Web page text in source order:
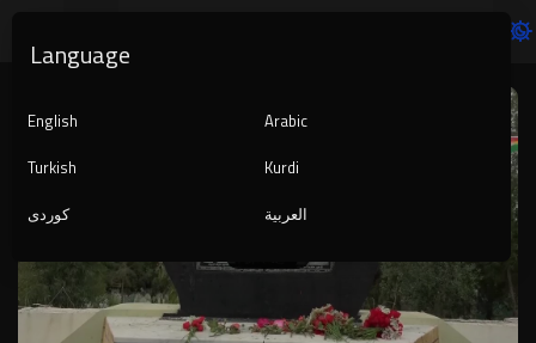
Player
480p
360p
Language
English
Arabic
Turkish
Kurdi
کوردی
العربية